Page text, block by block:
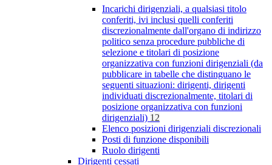
Incarichi dirigenziali, a qualsiasi titolo
conferiti, ivi inclusi quelli conferiti
discrezionalmente dall'organo di indirizzo
politico senza procedure pubbliche di
selezione e titolari di posizione
organizzativa con funzioni dirigenziali (da
pubblicare in tabelle che distinguano le
seguenti situazioni: dirigenti, dirigenti
individuati discrezionalmente, titolari di
posizione organizzativa con funzioni
dirigenziali) 12
Elenco posizioni dirigenziali discrezionali
Posti di funzione disponibili
Ruolo dirigenti
Dirigenti cessati